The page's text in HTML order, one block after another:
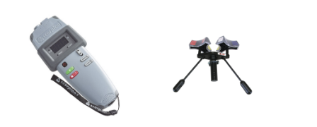
Almacenamiento
Accesorios
Duros
Mecánicos
(HDD)Memorias